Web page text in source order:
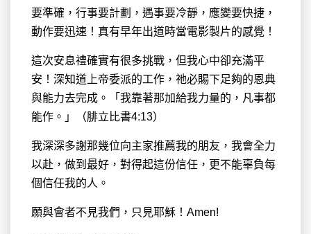
要準確，行事要計劃，遇事要冷靜，應變要快捷，
動作要迅速！真有早年出道時當電影製片的感覺！
這次安息禮確實有很多挑戰，但我心中卻充滿平
安！深知道上帝委派的工作，祂必賜下足夠的恩典
與能力去完成。「我靠著那加給我力量的，凡事都
能作。」（腓立比書4:13）
我深深多謝那幾位向主家推薦我的朋友，我會全力
以赴，做到最好，對得起這份信任，更不能辜負每
個信任我的人。
願與會者不見我們，只見耶穌！Amen!